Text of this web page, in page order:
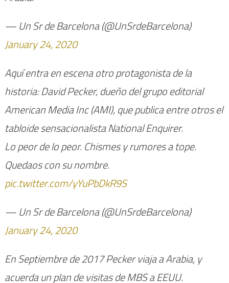
— Un Sr de Barcelona (@UnSrdeBarcelona)
January 24, 2020
Aquí entra en escena otro protagonista de la
historia: David Pecker, dueño del grupo editorial
American Media Inc (AMI), que publica entre otros el
tabloide sensacionalista National Enquirer.
Lo peor de lo peor. Chismes y rumores a tope.
Quedaos con su nombre.
pic.twitter.com/yYuPbDkR9S
— Un Sr de Barcelona (@UnSrdeBarcelona)
January 24, 2020
En Septiembre de 2017 Pecker viaja a Arabia, y
acuerda un plan de visitas de MBS a EEUU.